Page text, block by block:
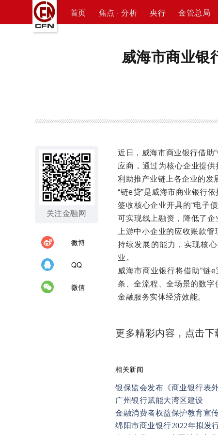
首页 焦点 · 分析 央行 金管总局
威海市商业银
关注金融网
微博
QQ
微信
近日，威海市商业银行借助
应商，通过为核心企业提
利助推产业链上各企业的发
“链e贷”是威海市商业银行
签收核心企业开具的“电子
可实现线上融资，降低了
上游中小企业的应收账款
持续发展的能力，实现核
业。
威海市商业银行将借助“链
条、全流程、全场景的数
金融服务实体经济效能。
更多精彩内容，点击下
相关新闻
银保监会发布《商业银行表
广州银行赋能大湾区建设
金融消费者权益保护教育宣
绵阳市商业银行2022年拟发